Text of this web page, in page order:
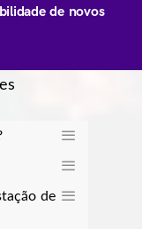
de novos
de